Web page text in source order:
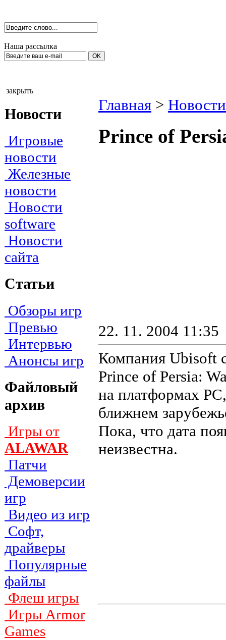
Наша рассылка
закрыть
Новости
Игровые
новости
Железные
новости
Новости
software
Новости
сайта
Статьи
Обзоры игр
Превью
Интервью
Анонсы игр
Файловый
архив
Игры от
ALAWAR
Патчи
Демоверсии
игр
Видео из игр
Софт,
драйверы
Популярные
файлы
Флеш игры
Игры Armor
Games
Главная >
Prince of
22. 11. 2004 11:35
Компания Ubisoft
Prince of Persia:
на платформах
ближнем
Пока, что дата
неизвестна.